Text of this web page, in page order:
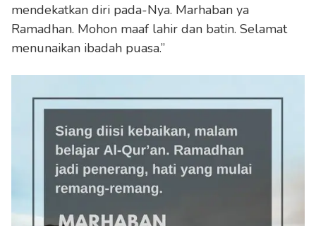
mendekatkan diri pada-Nya. Marhaban ya
Ramadhan. Mohon maaf lahir dan batin. Selamat
menunaikan ibadah puasa.”